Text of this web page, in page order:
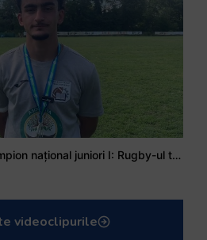
Mohamed Salhi, vicecampion național juniori I: Rugby-ul te învață să accepți și înfrângerile
videoclipurile